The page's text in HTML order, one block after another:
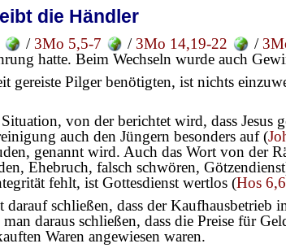
die Händler
/ 3Mo 5,5-7 / 3Mo 14,19-22 /
hatte. Beim Wechseln wurde auch
gereiste Pilger benötigten, ist nichts
von der berichtet wird, dass
auch den Jüngern besonders auf (
genannt wird. Auch das Wort von der
Ehebruch, falsch schwören,
fehlt, ist Gottesdienst wertlos (Hos 6,6
darauf schließen, dass der
daraus schließen, dass die Preise für
Waren angewiesen waren.